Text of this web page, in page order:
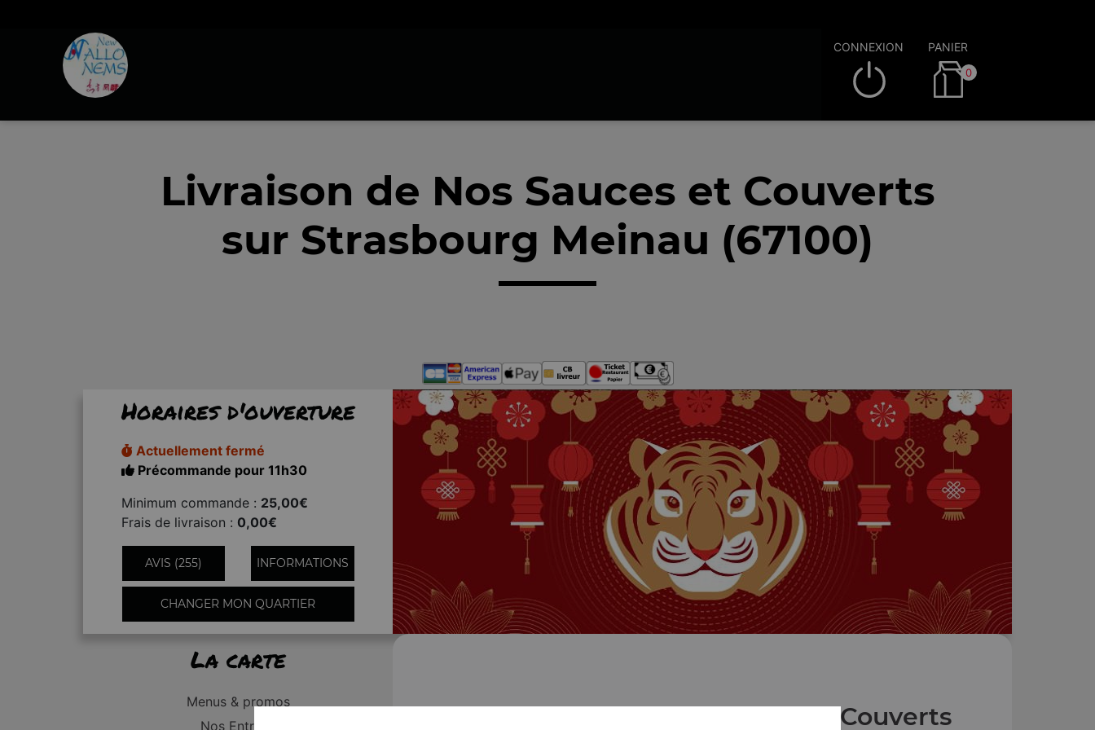
CONNEXION PANIER
0
Livraison de Nos Sauces et Couverts
sur Strasbourg Meinau (67100)
Horaires d'ouverture
Actuellement fermé
Précommande pour 11h30
Minimum commande : 25,00€
Frais de livraison : 0,00€
AVIS (255) INFORMATIONS
CHANGER MON QUARTIER
La carte
Menus & promos
Nos Entrées
Nos Sauces et Couverts